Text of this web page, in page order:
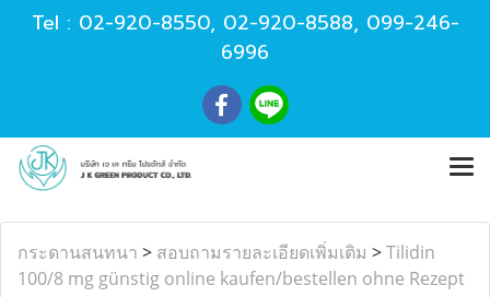
Tel : 02-920-8550, 02-920-8588, 099-246-
6996
กระดานสนทนา > สอบถามรายละเอียดเพิ่มเติม >Tilidin
100/8 mg günstig online kaufen/bestellen ohne Rezept